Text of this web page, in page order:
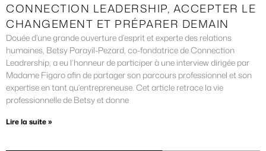
CONNECTION LEADERSHIP, ACCEPTER LE
CHANGEMENT ET PRÉPARER DEMAIN
Douée d’une grande ouverture d’esprit et experte des relations
humaines, Betsy Parayil-Pezard, co-fondatrice de Connection
Leadrership, a eu l’honneur de participer à une interview dirigée par
Madame Figaro afin de partager son parcours professionnel et son
expertise en tant qu’entrepreneuse. Cet article retrace la vie
professionnelle de Betsy et donne
Lire la suite »